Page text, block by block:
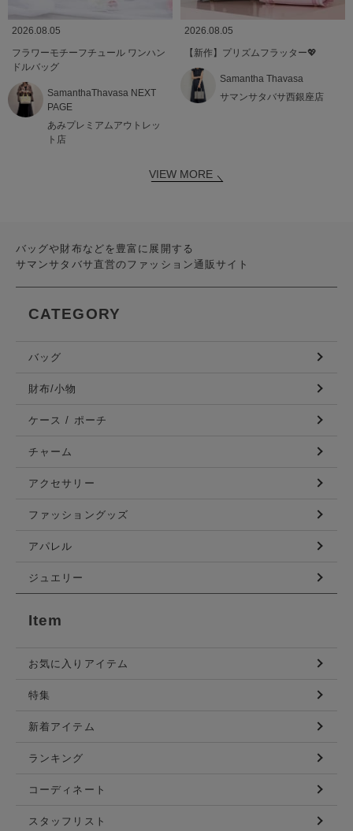
2026.08.05
フラワーモチーフチュール ワンハン
ドルバッグ
SamanthaThavasa NEXT
PAGE
あみプレミアムアウトレッ
ト店
2026.08.05
【新作】プリズムフラッター💖
Samantha Thavasa
サマンサタバサ西銀座店
VIEW MORE
バッグや財布などを豊富に展開する
サマンサタバサ直営のファッション通販サイト
CATEGORY
バッグ
財布/小物
ケース / ポーチ
チャーム
アクセサリー
ファッショングッズ
アパレル
ジュエリー
Item
お気に入りアイテム
特集
新着アイテム
ランキング
コーディネート
スタッフリスト